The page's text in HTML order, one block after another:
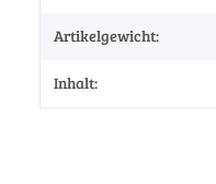
Artikelgewicht:
Inhalt: